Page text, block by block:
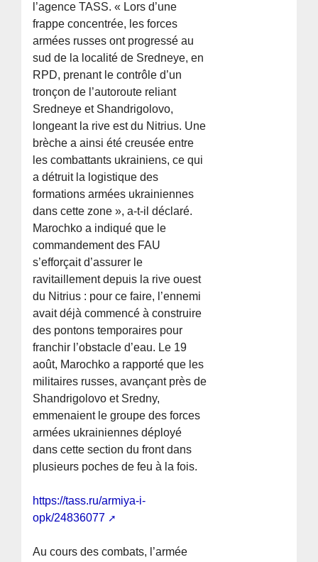
l’agence TASS. « Lors d’une
frappe concentrée, les forces
armées russes ont progressé au
sud de la localité de Sredneye, en
RPD, prenant le contrôle d’un
tronçon de l’autoroute reliant
Sredneye et Shandrigolovo,
longeant la rive est du Nitrius. Une
brèche a ainsi été creusée entre
les combattants ukrainiens, ce qui
a détruit la logistique des
formations armées ukrainiennes
dans cette zone », a-t-il déclaré.
Marochko a indiqué que le
commandement des FAU
s’efforçait d’assurer le
ravitaillement depuis la rive ouest
du Nitrius : pour ce faire, l’ennemi
avait déjà commencé à construire
des pontons temporaires pour
franchir l’obstacle d’eau. Le 19
août, Marochko a rapporté que les
militaires russes, avançant près de
Shandrigolovo et Sredny,
emmenaient le groupe des forces
armées ukrainiennes déployé
dans cette section du front dans
plusieurs poches de feu à la fois.
https://tass.ru/armiya-i-
opk/24836077
Au cours des combats, l’armée